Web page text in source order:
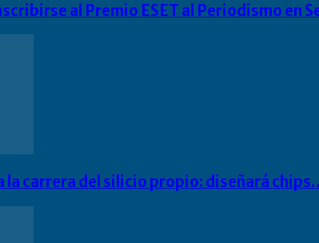
al Premio ESET al Periodismo en
la carrera del silicio propio: diseñará